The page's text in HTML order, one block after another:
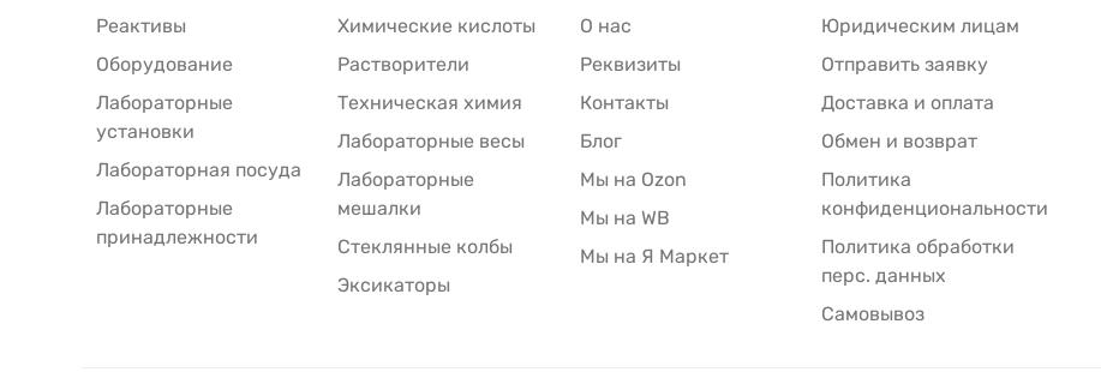
Реактивы
Оборудование
Лабораторные
установки
Лабораторная посуда
Лабораторные
принадлежности
Химические кислоты
Растворители
Техническая химия
Лабораторные весы
Лабораторные
мешалки
Стеклянные колбы
Эксикаторы
О нас
Реквизиты
Контакты
Блог
Мы на Ozon
Мы на WB
Мы на Я Маркет
Юридическим лицам
Отправить заявку
Доставка и оплата
Обмен и возврат
Политика
конфиденциональности
Политика обработки
перс. данных
Самовывоз